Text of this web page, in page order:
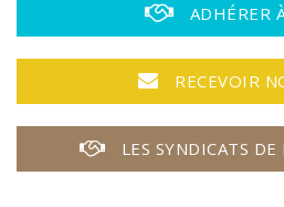
ADHÉRER
RECEVOIR
LES SYNDICATS